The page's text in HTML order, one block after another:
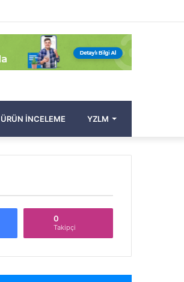
yap
...
Bölmesi
Makale
Ol
ÜRÜN İNCELEME YZLM
0
Takipçi